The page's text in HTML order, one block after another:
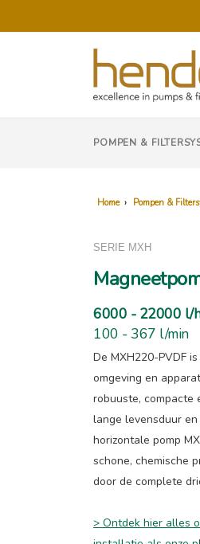
POMPEN &
Home › Pompen &
SERIE MXH
6000 - 22000 l/h
100 - 367 l/min
De MXH220-PVDF
omgeving en
robuuste, compacte
lange levensduur
horizontale pomp
schone, chemische
door de complete
> Ontdek hier alles